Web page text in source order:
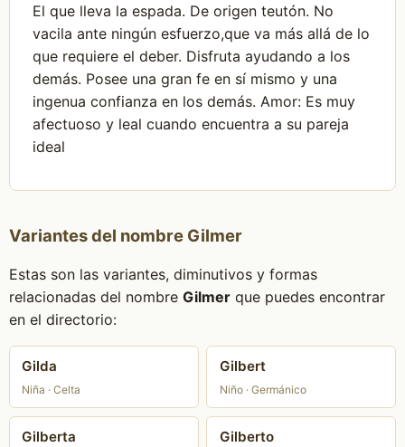
El que lleva la espada. De origen teutón. No
vacila ante ningún esfuerzo,que va más allá de lo
que requiere el deber. Disfruta ayudando a los
demás. Posee una gran fe en sí mismo y una
ingenua confianza en los demás. Amor: Es muy
afectuoso y leal cuando encuentra a su pareja
ideal
Variantes del nombre Gilmer
Estas son las variantes, diminutivos y formas
relacionadas del nombre Gilmerque puedes encontrar
en el directorio:
Gilda
Niña · Celta
Gilbert
Niño · Germánico
Gilberta Gilberto